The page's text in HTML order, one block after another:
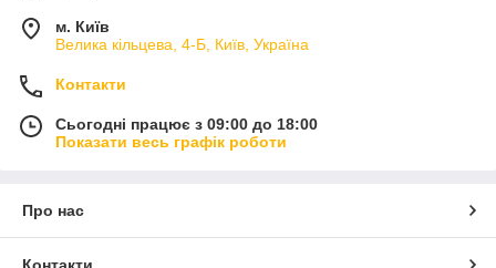
м. Київ
Велика кільцева, 4-Б, Київ, Україна
Контакти
Сьогодні працює з 09:00 до 18:00
Показати весь графік роботи
Про нас